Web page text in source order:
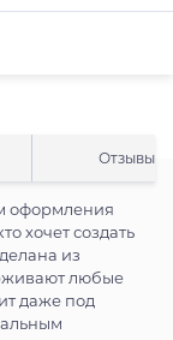
Отзывы
оформления
хочет создать
из
любые
даже под